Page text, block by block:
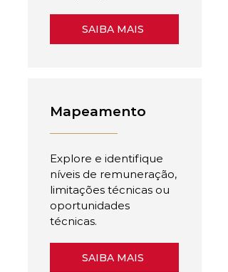
SAIBA MAIS
Mapeamento
Explore e identifique
níveis de remuneração,
limitações técnicas ou
oportunidades
técnicas.
SAIBA MAIS